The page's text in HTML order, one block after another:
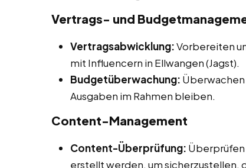
Vertrags- und
Vertragsabwicklung:Vorbereiten
mit Influencern in Ellwangen (Jagst).
Budgetüberwachung:
Ausgaben im Rahmen bleiben.
Content-Management
Content-Überprüfung: Überprüfen
erstellt werden, um sicherzustellen,